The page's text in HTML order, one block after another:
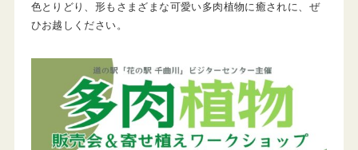
色とりどり、形もさまざまな可愛い多肉植物に癒されに、ぜ
ひお越しください。